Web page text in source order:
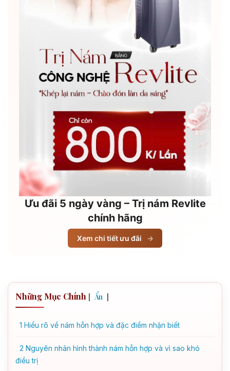
Ưu đãi 5 ngày vàng – Trị nám Revlite
chính hãng
Xem chi tiết ưu đãi →
Những Mục Chính [ Ẩn ]
1 Hiểu rõ về nám hỗn hợp và đặc điểm nhận biết
2 Nguyên nhân hình thành nám hỗn hợp và vì sao khó
điều trị